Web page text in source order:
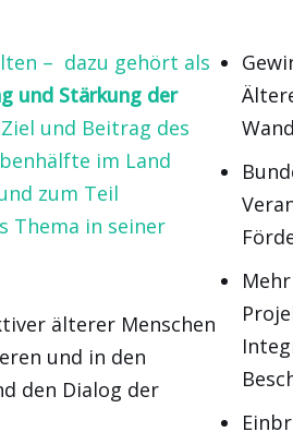
– dazu gehört als
und Stärkung der
und Beitrag des
im Land
zum Teil
Thema in seiner
älterer Menschen
und in den
den Dialog der